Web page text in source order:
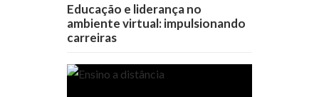
Educação e liderança no
ambiente virtual: impulsionando
carreiras